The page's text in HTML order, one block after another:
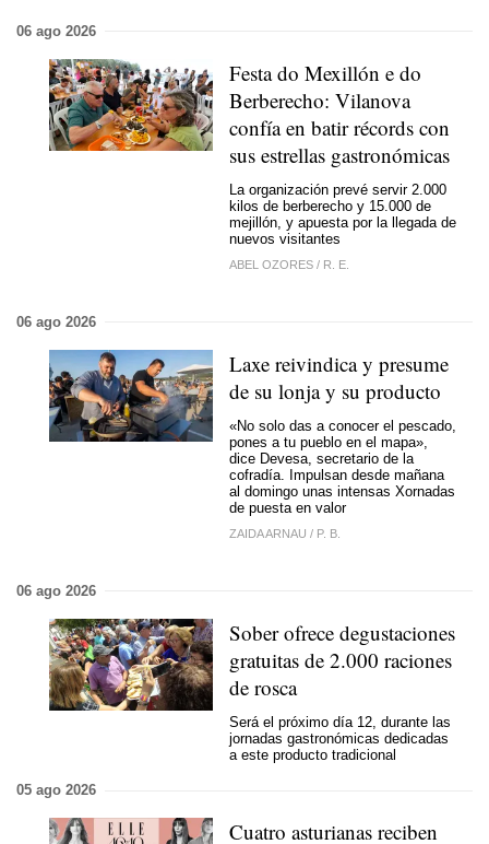
06 ago 2026
Festa do Mexillón e do
Berberecho: Vilanova
confía en batir récords con
sus estrellas gastronómicas
La organización prevé servir 2.000
kilos de berberecho y 15.000 de
mejillón, y apuesta por la llegada de
nuevos visitantes
ABEL OZORES / R. E.
06 ago 2026
Laxe reivindica y presume
de su lonja y su producto
«No solo das a conocer el pescado,
pones a tu pueblo en el mapa»,
dice Devesa, secretario de la
cofradía. Impulsan desde mañana
al domingo unas intensas Xornadas
de puesta en valor
ZAIDA ARNAU / P. B.
06 ago 2026
Sober ofrece degustaciones
gratuitas de 2.000 raciones
de rosca
Será el próximo día 12, durante las
jornadas gastronómicas dedicadas
a este producto tradicional
05 ago 2026
Cuatro asturianas reciben